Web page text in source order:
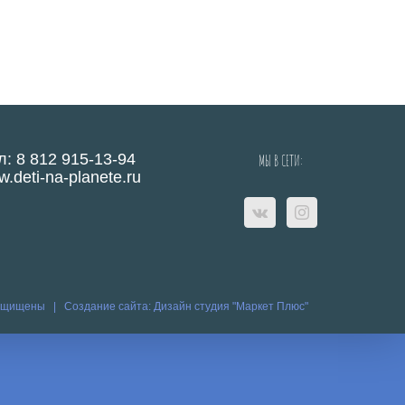
8 812 915-13-94
na-planete.ru
МЫ В СЕТИ:
| Создание сайта: Дизайн студия "Маркет Плюс"